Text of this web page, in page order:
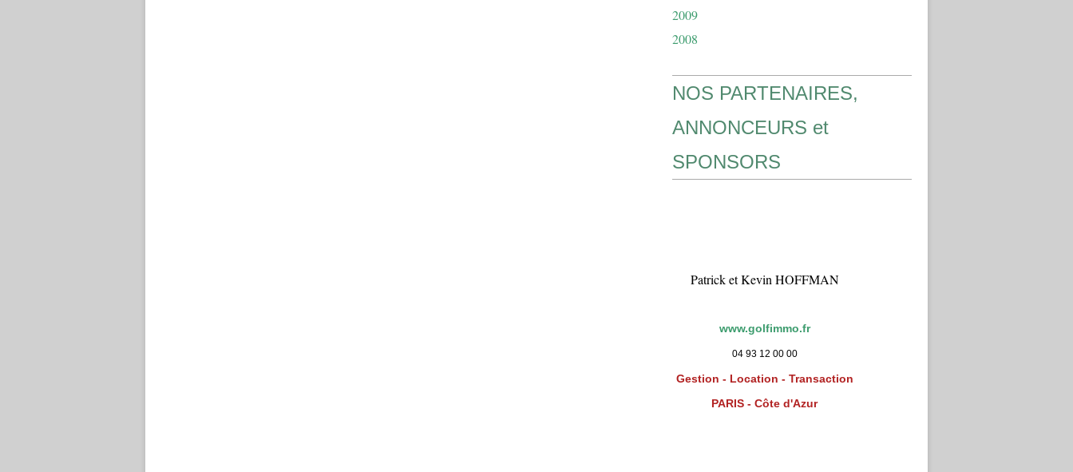
2009
2008
NOS PARTENAIRES,
ANNONCEURS et
SPONSORS
Patrick et Kevin HOFFMAN
www.golfimmo.fr
04 93 12 00 00
Gestion - Location - Transaction
PARIS - Côte d'Azur